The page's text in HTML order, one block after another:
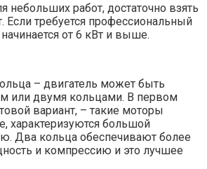
небольших работ, достаточно взять
Если требуется профессиональный
от 6 кВт и выше.
– двигатель может быть
или двумя кольцами. В первом
вариант, – такие моторы
характеризуются большой
Два кольца обеспечивают более
и компрессию и это лучшее